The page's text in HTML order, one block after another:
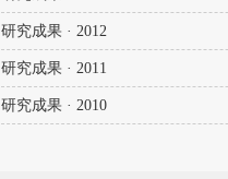
研究成果 · 2012
研究成果 · 2011
研究成果 · 2010